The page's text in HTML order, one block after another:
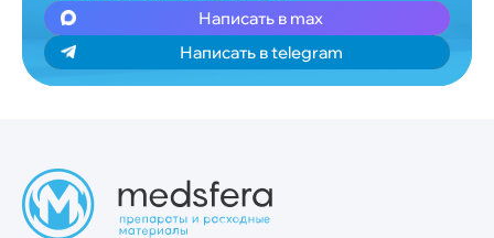
Написать в max
Написать в telegram